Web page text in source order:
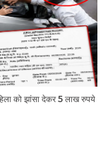
को झांसा देकर 5 लाख रुपये